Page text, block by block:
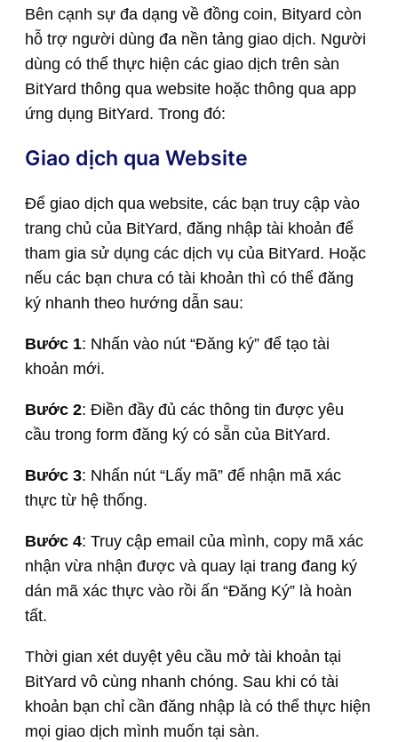
Bên cạnh sự đa dạng về đồng coin, Bityard còn
hỗ trợ người dùng đa nền tảng giao dịch. Người
dùng có thể thực hiện các giao dịch trên sàn
BitYard thông qua website hoặc thông qua app
ứng dụng BitYard. Trong đó:
Giao dịch qua Website
Để giao dịch qua website, các bạn truy cập vào
trang chủ của BitYard, đăng nhập tài khoản để
tham gia sử dụng các dịch vụ của BitYard. Hoặc
nếu các bạn chưa có tài khoản thì có thể đăng
ký nhanh theo hướng dẫn sau:
Bước 1: Nhấn vào nút “Đăng ký” để tạo tài
khoản mới.
Bước 2: Điền đầy đủ các thông tin được yêu
cầu trong form đăng ký có sẵn của BitYard.
Bước 3: Nhấn nút “Lấy mã” để nhận mã xác
thực từ hệ thống.
Bước 4: Truy cập email của mình, copy mã xác
nhận vừa nhận được và quay lại trang đang ký
dán mã xác thực vào rồi ấn “Đăng Ký” là hoàn
tất.
Thời gian xét duyệt yêu cầu mở tài khoản tại
BitYard vô cùng nhanh chóng. Sau khi có tài
khoản bạn chỉ cần đăng nhập là có thể thực hiện
mọi giao dịch mình muốn tại sàn.